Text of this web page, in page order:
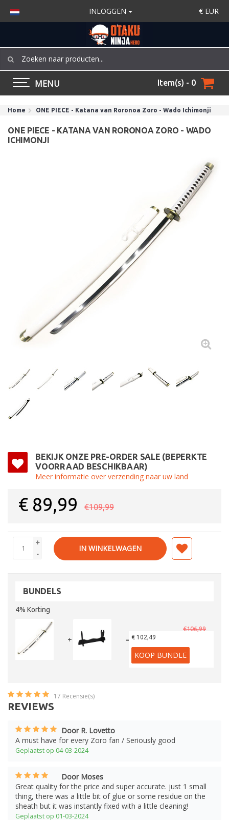
INLOGGEN € EUR
MENU Item(s) - 0
Home ONE PIECE - Katana van Roronoa Zoro - Wado Ichimonji
ONE PIECE - KATANA VAN RORONOA ZORO - WADO
ICHIMONJI
BEKIJK ONZE PRE-ORDER SALE (BEPERKTE
VOORRAAD BESCHIKBAAR)
Meer informatie over verzending naar uw land
€ 89,99 €109,99
+
-
IN WINKELWAGEN
BUNDELS
4% Korting
+ =
€106,99
€ 102,49
KOOP BUNDLE
17 Recensie(s)
REVIEWS
Door R. Lovetto
A must have for every Zoro fan / Seriously good
Geplaatst op 04-03-2024
Door Moses
Great quality for the price and super accurate. just 1 small
thing, there was a little bit of glue or some residue on the
sheath but it was instantly fixed with a little cleaning!
Geplaatst op 01-03-2024